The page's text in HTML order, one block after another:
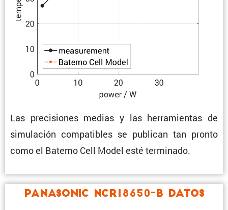
Las preci­siones medias y las herra­mientas de
simula­ción compa­ti­bles se publican tan pronto
como el Batemo Cell Model esté terminado.
Panasonic NCR18650-B Datos